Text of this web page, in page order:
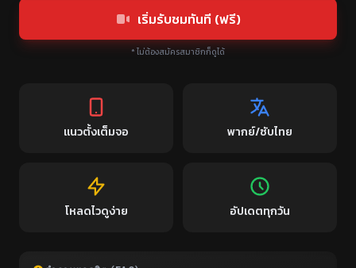
เริ่มรับชมทันที (ฟรี)
* ไม่ต้องสมัครสมาชิกก็ดูได้
แนวตั้งเต็มจอ พากย์/ซับไทย
โหลดไวดูง่าย อัปเดตทุกวัน